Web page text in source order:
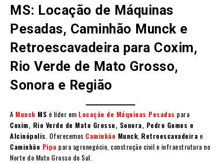
MS: Locação de Máquinas
Pesadas, Caminhão Munck e
Retroescavadeira para Coxim,
Rio Verde de Mato Grosso,
Sonora e Região
A Munck MS é líder em Locação de Máquinas Pesadas para
Coxim, Rio Verde de Mato Grosso, Sonora, Pedro Gomes e
Alcinópolis . Oferecemos Caminhão Munck Retroescavadeira e
Caminhão Pipa para agronegócio, construção civil e infraestrutura no
Norte do Mato Grosso do Sul.